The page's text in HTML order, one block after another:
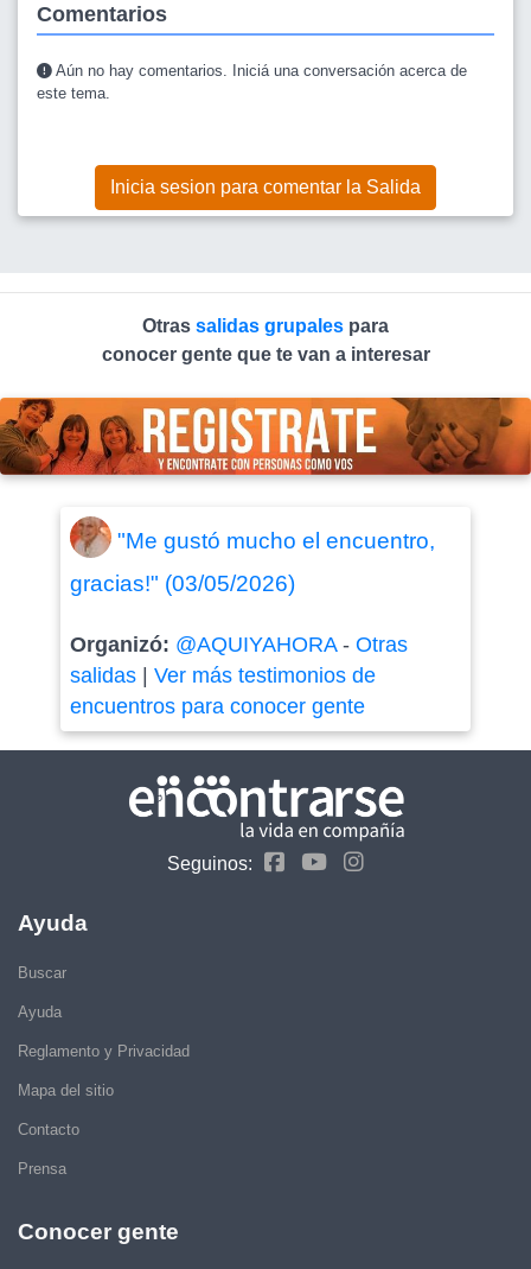
Comentarios
Aún no hay comentarios. Iniciá una conversación acerca de
este tema.
Inicia sesion para comentar la Salida
Otras salidas grupales para
conocer gente que te van a interesar
"Me gustó mucho el encuentro,
gracias!" (03/05/2026)
Organizó: @AQUIYAHORA- Otras
salidas| Ver más testimonios de
encuentros para conocer gente
Seguinos:
Ayuda
Buscar
Ayuda
Reglamento y Privacidad
Mapa del sitio
Contacto
Prensa
Conocer gente